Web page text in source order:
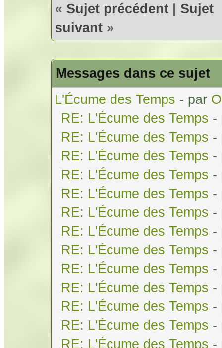
« Sujet précédent | Sujet
suivant »
Messages dans ce sujet
L'Écume des Temps - par
RE: L'Écume des Temps -
RE: L'Écume des Temps -
RE: L'Écume des Temps -
RE: L'Écume des Temps -
RE: L'Écume des Temps -
RE: L'Écume des Temps -
RE: L'Écume des Temps -
RE: L'Écume des Temps -
RE: L'Écume des Temps -
RE: L'Écume des Temps -
RE: L'Écume des Temps -
RE: L'Écume des Temps -
RE: L'Écume des Temps -